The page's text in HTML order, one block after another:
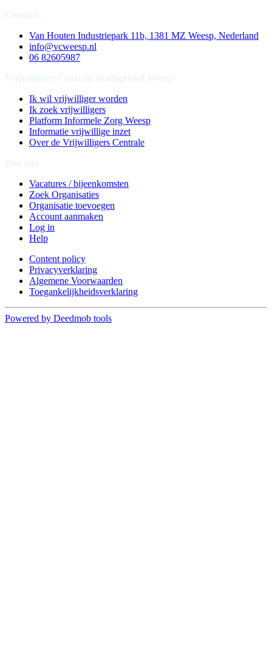
Van Houten Industriepark 11b, 1381 MZ Weesp, Nederland
info@vcweesp.nl
06 82605987
Ik wil vrijwilliger worden
Ik zoek vrijwilligers
Platform Informele Zorg Weesp
Informatie vrijwillige inzet
Over de Vrijwilligers Centrale
Vacatures / bijeenkomsten
Zoek Organisaties
Organisatie toevoegen
Account aanmaken
Log in
Help
Content policy
Privacyverklaring
Algemene Voorwaarden
Toegankelijkheidsverklaring
Powered by Deedmob tools